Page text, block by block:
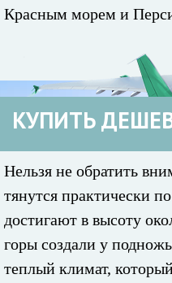
Красным морем и
КУПИТЬ
Нельзя не обратить
тянутся практически
достигают в высоту
горы создали у
теплый климат,